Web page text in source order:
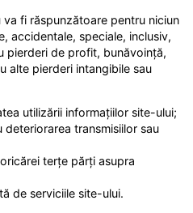
va fi răspunzătoare pentru niciun
accidentale, speciale, inclusiv,
pierderi de profit, bunăvoință,
alte pierderi intangibile sau
utilizării informațiilor site-ului;
transmisiilor sau
terțe părți asupra
de serviciile site-ului.